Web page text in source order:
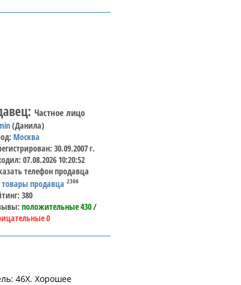
Частное лицо
(Данила)
Москва
30.09.2007 г.
07.08.2026 10:20:52
телефон продавца
товары продавца 2306
380
положительные 430/
0
46X. Хорошее